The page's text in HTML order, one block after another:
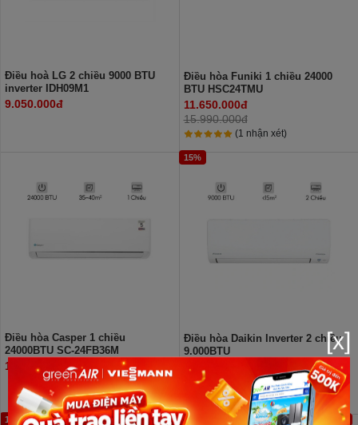
Điều hoà LG 2 chiều 9000 BTU
inverter IDH09M1
9.050.000đ
Điều hòa Funiki 1 chiều 24000
BTU HSC24TMU
11.650.000đ
15.990.000đ
(1 nhận xét)
Điều hòa Casper 1 chiều
24000BTU SC-24FB36M
11.650.000đ
15%
Điều hòa Daikin Inverter 2 chiều
9.000BTU
FTXV25QVMV/RXV25QVMV
11.250.000đ
13.090.000đ
18%
[x]